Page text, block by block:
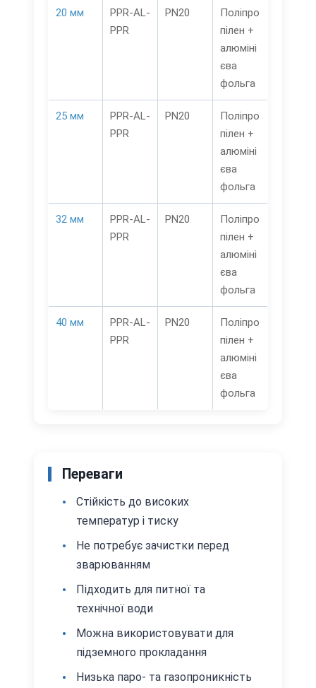
20 мм
PPR-AL-
PPR
PN20
Поліпро
пілен +
алюміні
єва
фольга
25 мм
PPR-AL-
PPR
PN20
Поліпро
пілен +
алюміні
єва
фольга
32 мм
PPR-AL-
PPR
PN20
Поліпро
пілен +
алюміні
єва
фольга
40 мм
PPR-AL-
PPR
PN20
Поліпро
пілен +
алюміні
єва
фольга
Переваги
Стійкість до високих
температур і тиску
Не потребує зачистки перед
зварюванням
Підходить для питної та
технічної води
Можна використовувати для
підземного прокладання
Низька паро- та газопроникність